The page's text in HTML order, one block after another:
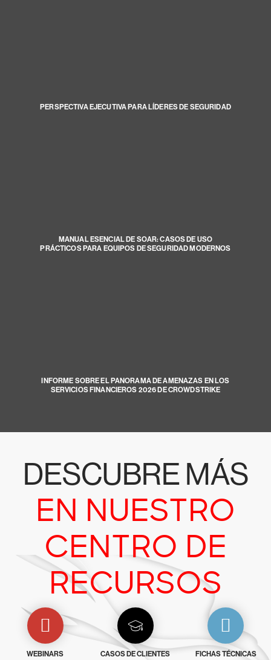
PERSPECTIVA EJECUTIVA PARA LÍDERES DE SEGURIDAD
MANUAL ESENCIAL DE SOAR: CASOS DE USO
PRÁCTICOS PARA EQUIPOS DE SEGURIDAD MODERNOS
INFORME SOBRE EL PANORAMA DE AMENAZAS EN LOS
SERVICIOS FINANCIEROS 2026 DE CROWDSTRIKE
DESCUBRE MÁS
EN NUESTRO
CENTRO DE
RECURSOS
WEBINARS CASOS DE CLIENTES FICHAS TÉCNICAS